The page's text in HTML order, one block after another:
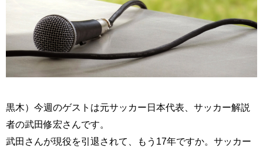
黒木）今週のゲストは元サッカー日本代表、サッカー解説
者の武田修宏さんです。
武田さんが現役を引退されて、もう17年ですか。サッカー